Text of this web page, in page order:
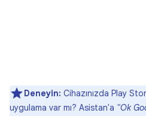
Deneyin: Cihazınızda Play
uygulama var mı? Asistan'a "Ok